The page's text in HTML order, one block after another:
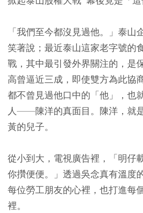
「我們至今都沒見過他。」泰山
笑著說；最近泰山這家老字號的
戰，其中最引發外界關注的，是
高曾逼近三成，即使雙方為此協
都不曾見過他口中的「他」，也
人——陳洋的真面目。陳洋，就
黃的兒子。
從小到大，電視廣告裡，「明仔
你攢便便。」透過吳念真有溫度
每位勞工朋友的心裡，也打進每
裡。